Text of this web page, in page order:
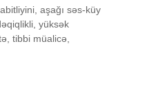
aşağı səs-küy
yüksək
tibbi müalicə,